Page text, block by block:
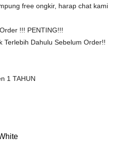
free ongkir, harap chat kami
!!! PENTING!!!
Terlebih Dahulu Sebelum Order!!
1 TAHUN